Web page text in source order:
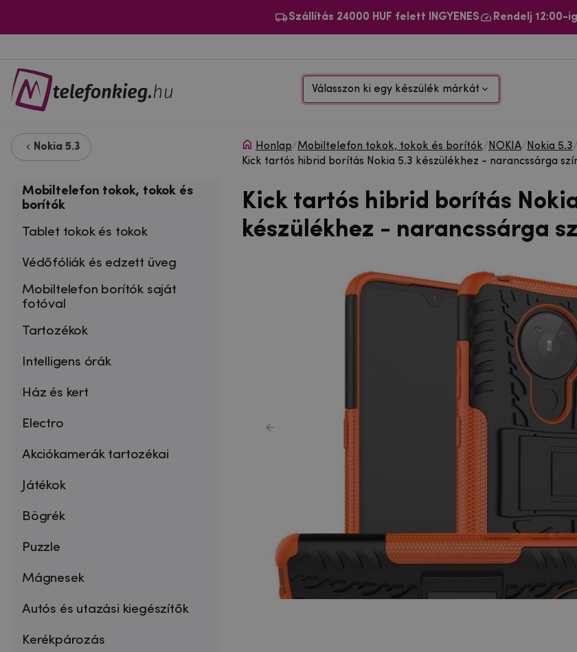
Szállítás 24000 HUF felett INGYENES Rendelj 12:00-
Válasszon ki egy készülék márkát
Nokia 5.3
Mobiltelefon tokok, tokok és
borítók
Tablet tokok és tokok
Védőfóliák és edzett üveg
Mobiltelefon borítók saját
fotóval
Tartozékok
Intelligens órák
Ház és kert
Electro
Akciókamerák tartozékai
Játékok
Bögrék
Puzzle
Mágnesek
Autós és utazási kiegészítők
Kerékpározás
Honlap/Mobiltelefon tokok, tokok és borítók/ NOKIA/ Nokia 5.3/
Kick tartós hibrid borítás Nokia 5.3 készülékhez - narancssárga
Kick tartós hibrid borítás
készülékhez - narancssárga